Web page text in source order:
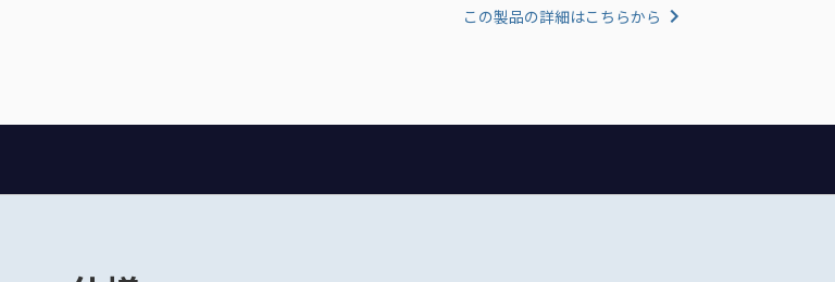
この製品の詳細はこちらから